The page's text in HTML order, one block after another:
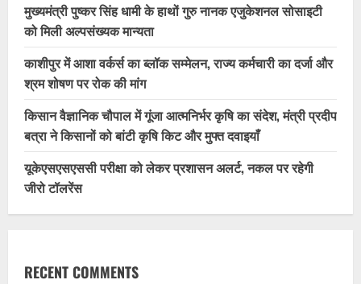
मुख्यमंत्री पुष्कर सिंह धामी के हाथों गुरु नानक एजुकेशनल सोसाइटी
को मिली अल्पसंख्यक मान्यता
काशीपुर में आशा वर्कर्स का ब्लॉक सम्मेलन, राज्य कर्मचारी का दर्जा और
श्रम शोषण पर रोक की मांग
किसान वैज्ञानिक चौपाल में गूंजा आत्मनिर्भर कृषि का संदेश, मंत्री प्रदीप
बत्रा ने किसानों को बांटी कृषि किट और मुफ्त दवाइयाँ
यूकेएसएसएससी परीक्षा को लेकर प्रशासन अलर्ट, नकल पर रहेगी
जीरो टॉलरेंस
RECENT COMMENTS